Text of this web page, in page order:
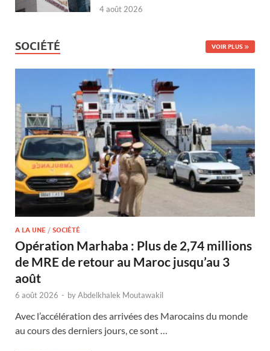
4 août 2026
SOCIÉTÉ VOIR PLUS
A LA UNE / SOCIÉTÉ
Opération Marhaba : Plus de 2,74 millions
de MRE de retour au Maroc jusqu’au 3
août
6 août 2026 - byAbdelkhalek Moutawakil
Avec l’accélération des arrivées des Marocains du monde
au cours des derniers jours, ce sont …